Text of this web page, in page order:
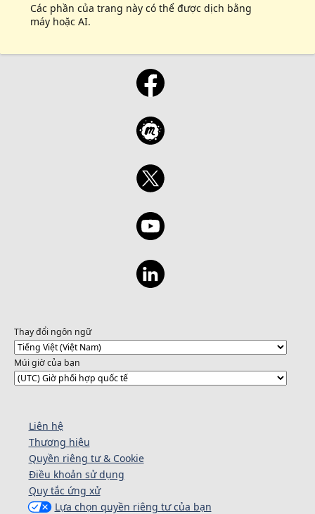
Các phần của trang này có thể được dịch bằng
máy hoặc AI.
Thay đổi ngôn ngữ
Múi giờ của bạn
Liên hệ
Thương hiệu
Quyền riêng tư & Cookie
Điều khoản sử dụng
Quy tắc ứng xử
Lựa chọn quyền riêng tư của bạn